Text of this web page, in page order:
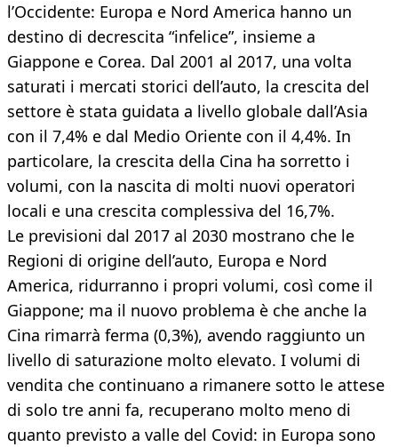
l’Occidente: Europa e Nord America hanno un
destino di decrescita “infelice”, insieme a
Giappone e Corea. Dal 2001 al 2017, una volta
saturati i mercati storici dell’auto, la crescita del
settore è stata guidata a livello globale dall’Asia
con il 7,4% e dal Medio Oriente con il 4,4%. In
particolare, la crescita della Cina ha sorretto i
volumi, con la nascita di molti nuovi operatori
locali e una crescita complessiva del 16,7%.
Le previsioni dal 2017 al 2030 mostrano che le
Regioni di origine dell’auto, Europa e Nord
America, ridurranno i propri volumi, così come il
Giappone; ma il nuovo problema è che anche la
Cina rimarrà ferma (0,3%), avendo raggiunto un
livello di saturazione molto elevato. I volumi di
vendita che continuano a rimanere sotto le attese
di solo tre anni fa, recuperano molto meno di
quanto previsto a valle del Covid: in Europa sono